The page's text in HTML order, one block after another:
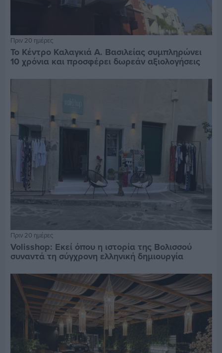
Πριν 20 ημέρες
Το Κέντρο Καλαγκιά Α. Βασιλείας συμπληρώνει
10 χρόνια και προσφέρει δωρεάν αξιολογήσεις
Πριν 20 ημέρες
Volisshop: Εκεί όπου η ιστορία της Βολισσού
συναντά τη σύγχρονη ελληνική δημιουργία